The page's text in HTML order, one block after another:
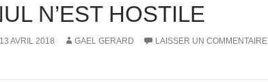
N’EST HOSTILE
13 AVRIL 2018 GAEL GERARD LAISSER UN COMMENTAIRE